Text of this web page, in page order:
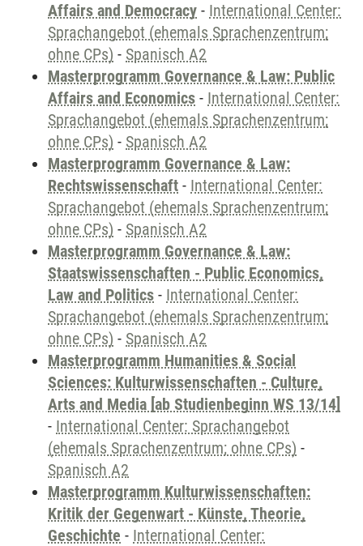
Affairs and Democracy - International Center:
Sprachangebot (ehemals Sprachenzentrum;
ohne CPs) - Spanisch A2
Masterprogramm Governance & Law: Public
Affairs and Economics - International Center:
Sprachangebot (ehemals Sprachenzentrum;
ohne CPs) - Spanisch A2
Masterprogramm Governance & Law:
Rechtswissenschaft - International Center:
Sprachangebot (ehemals Sprachenzentrum;
ohne CPs) - Spanisch A2
Masterprogramm Governance & Law:
Staatswissenschaften - Public Economics,
Law and Politics - International Center:
Sprachangebot (ehemals Sprachenzentrum;
ohne CPs) - Spanisch A2
Masterprogramm Humanities & Social
Sciences: Kulturwissenschaften - Culture,
Arts and Media [ab Studienbeginn WS 13/14]
- International Center: Sprachangebot
(ehemals Sprachenzentrum; ohne CPs) -
Spanisch A2
Masterprogramm Kulturwissenschaften:
Kritik der Gegenwart - Künste, Theorie,
Geschichte - International Center: